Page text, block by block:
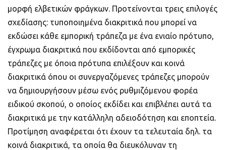
μορφή ελβετικών φράγκων. Προτείνονται τρεις επιλογές
σχεδίασης: τυποποιημένα διακριτικά που μπορεί να
εκδώσει κάθε εμπορική τράπεζα με ένα ενιαίο πρότυπο,
έγχρωμα διακριτικά που εκδίδονται από εμπορικές
τράπεζες με όποια πρότυπα επιλέξουν και κοινά
διακριτικά όπου οι συνεργαζόμενες τράπεζες μπορούν
να δημιουργήσουν μέσω ενός ρυθμιζόμενου φορέα
ειδικού σκοπού, ο οποίος εκδίδει και επιβλέπει αυτά τα
διακριτικά με την κατάλληλη αδειοδότηση και εποπτεία.
Προτίμηση αναφέρεται ότι έχουν τα τελευταία δηλ. τα
κοινά διακριτικά, τα οποία θα διευκόλυναν τη